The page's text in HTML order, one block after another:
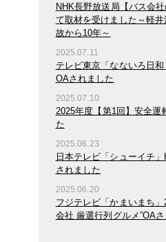
NHK長野放送局【バス会
て取材を受けました～軽
故から10年～
2025.07.11
テレビ東京「なないろ日
OAされました
2025.07.10
2025年度【第1回】安全運
た
2025.06.23
日本テレビ「シューイチ
されました
2025.06.20
フジテレビ「かまいまち
会社 厳選行列グルメ”OA